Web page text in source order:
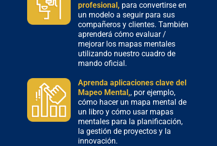
profesional, para convertirse en
un modelo a seguir para sus
compañeros y clientes. También
aprenderá cómo evaluar /
mejorar los mapas mentales
utilizando nuestro cuadro de
mando oficial.
Aprenda aplicaciones clave del
Mapeo Mental,, por ejemplo,
cómo hacer un mapa mental de
un libro y cómo usar mapas
mentales para la planificación,
la gestión de proyectos y la
innovación.